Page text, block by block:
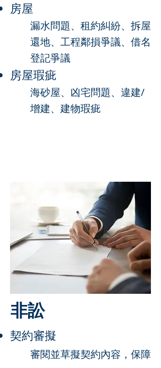
房屋
漏水問題、租約糾紛、拆屋
還地、工程鄰損爭議、借名
登記爭議​
房屋瑕疵
海砂屋、凶宅問題、違建/
增建、建物瑕疵
​非訟
契約審擬
審閱並草擬契約內容，保障